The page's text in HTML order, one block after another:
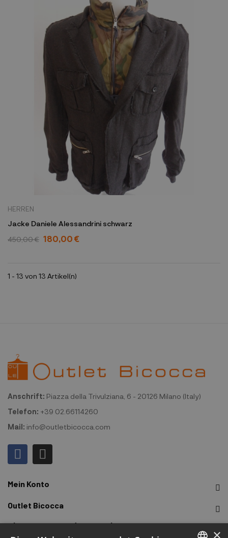
HERREN
Jacke Daniele Alessandrini schwarz
450,00 € 180,00 €
1 - 13 von 13 Artikel(n)
Anschrift: Piazza della Trivulziana, 6 - 20126 Milano (Italy)
Telefon: +39 02.66114260
Mail: info@outletbicocca.com
Mein Konto
Outlet Bicocca
Abonnieren Sie den Newsletter
×